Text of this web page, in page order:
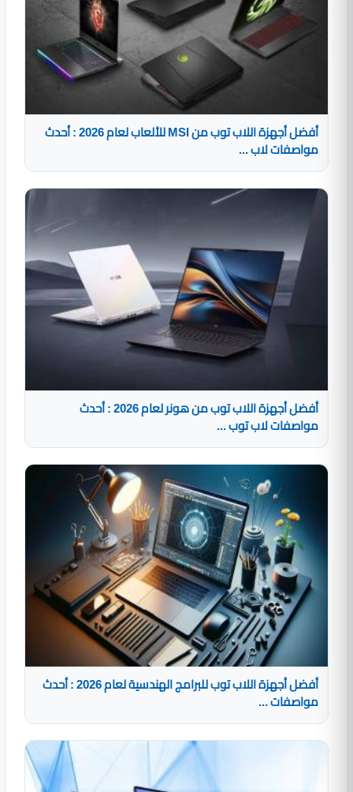
أفضل أجهزة اللاب توب من MSI للألعاب لعام 2026 : أحدث
مواصفات لاب ...
أفضل أجهزة اللاب توب من هونر لعام 2026 : أحدث
مواصفات لاب توب ...
أفضل أجهزة اللاب توب للبرامج الهندسية لعام 2026 : أحدث
مواصفات ...